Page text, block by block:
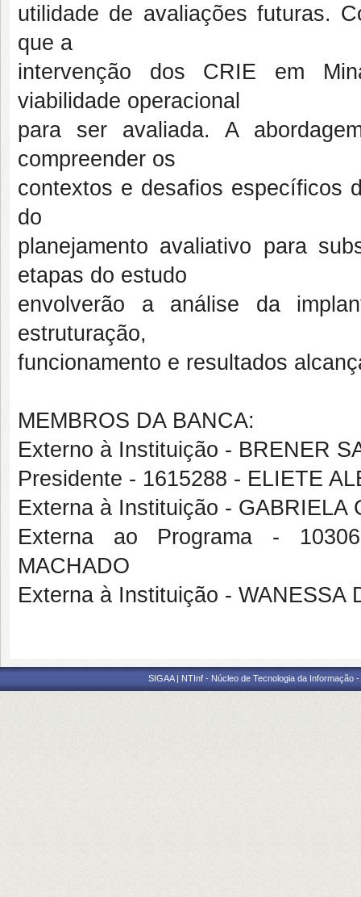
utilidade de avaliações futuras.
que a
intervenção dos CRIE em
viabilidade operacional
para ser avaliada. A
compreender os
contextos e desafios específicos
do
planejamento avaliativo para
etapas do estudo
envolverão a análise da
estruturação,
funcionamento e resultados
MEMBROS DA BANCA:
Externo à Instituição - BRENER
Presidente - 1615288 - ELIETE
Externa à Instituição - GABRIELA
Externa ao Programa -
MACHADO
Externa à Instituição - WANESSA
SIGAA | NTInf - Núcleo de Tecnologia da